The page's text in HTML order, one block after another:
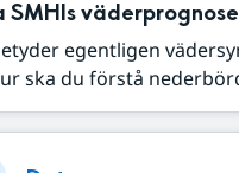
SMHIs
egentligen
ska du förstå